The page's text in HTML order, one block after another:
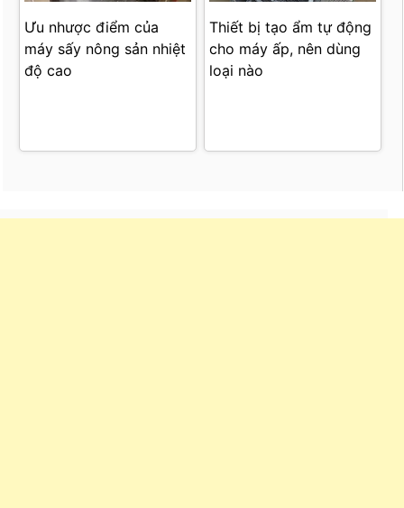
Ưu nhược điểm của
máy sấy nông sản nhiệt
độ cao
Thiết bị tạo ẩm tự động
cho máy ấp, nên dùng
loại nào